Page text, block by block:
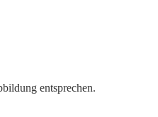
entsprechen.